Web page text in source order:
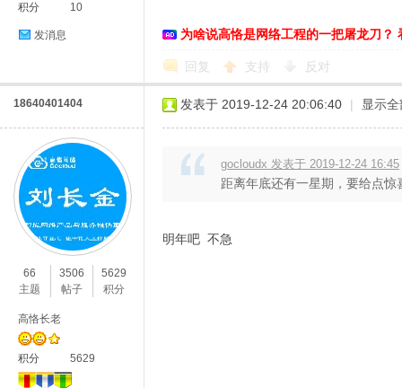
积分 10
发消息 为啥说高恪是网络工程的一把屠龙刀？
回复 支持 反对
18640401404
66
主题
3506
帖子
5629
积分
高恪长老
积分 5629
发表于 2019-12-24 20:06:40 | 显示
gocloudx 发表于 2019-12-24 16:45
距离年底还有一星期，要给点惊
明年吧 不急